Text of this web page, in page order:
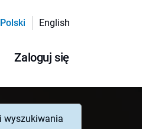
Polski English
Zaloguj się
wyszukiwania